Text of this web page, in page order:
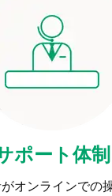
ポート体制
オンラインでの